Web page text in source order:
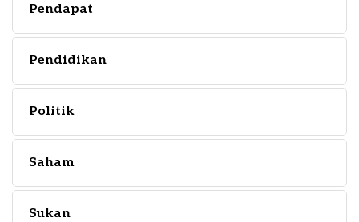
Pendapat
Pendidikan
Politik
Saham
Sukan